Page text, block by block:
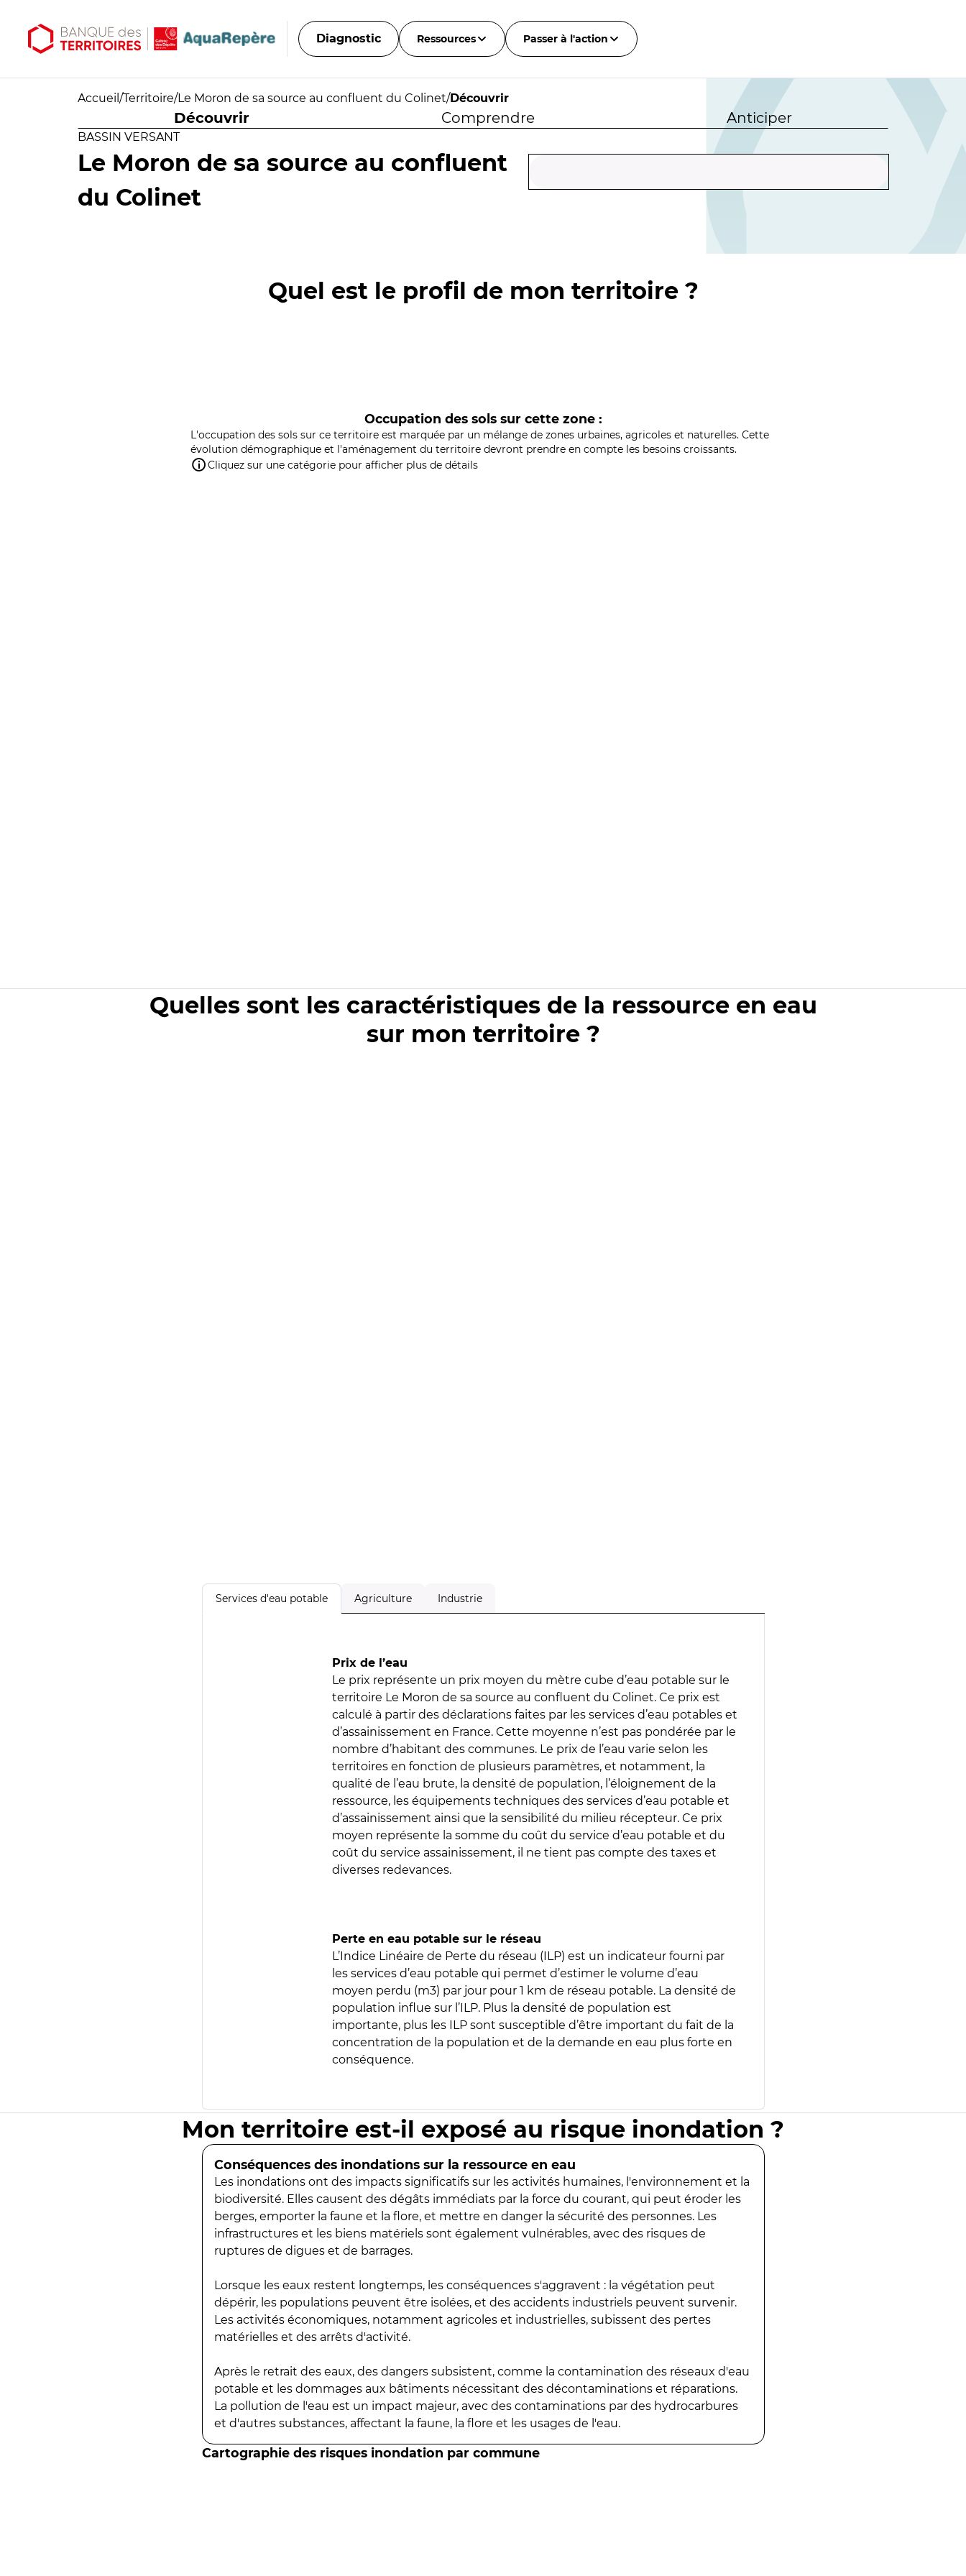
Diagnostic Ressources Passer à l'action
Accueil /Territoire/Le Moron de sa source au confluent du Colinet/Découvrir
Découvrir Comprendre Anticiper
BASSIN VERSANT
Le Moron de sa source au confluent
du Colinet
Quel est le profil de mon territoire ?
Occupation des sols sur cette zone :
L'occupation des sols sur ce territoire est marquée par un mélange de zones urbaines, agricoles et naturelles. Cette
évolution démographique et l'aménagement du territoire devront prendre en compte les besoins croissants.
Cliquez sur une catégorie pour afficher plus de détails
Quelles sont les caractéristiques de la ressource en eau
sur mon territoire ?
Services d'eau potable Agriculture Industrie
Prix de l’eau
Le prix représente un prix moyen du mètre cube d’eau potable sur le
territoire Le Moron de sa source au confluent du Colinet. Ce prix est
calculé à partir des déclarations faites par les services d’eau potables et
d’assainissement en France. Cette moyenne n’est pas pondérée par le
nombre d’habitant des communes. Le prix de l’eau varie selon les
territoires en fonction de plusieurs paramètres, et notamment, la
qualité de l’eau brute, la densité de population, l’éloignement de la
ressource, les équipements techniques des services d’eau potable et
d’assainissement ainsi que la sensibilité du milieu récepteur. Ce prix
moyen représente la somme du coût du service d’eau potable et du
coût du service assainissement, il ne tient pas compte des taxes et
diverses redevances.
Perte en eau potable sur le réseau
L’Indice Linéaire de Perte du réseau (ILP) est un indicateur fourni par
les services d’eau potable qui permet d’estimer le volume d’eau
moyen perdu (m3) par jour pour 1 km de réseau potable. La densité de
population influe sur l’ILP. Plus la densité de population est
importante, plus les ILP sont susceptible d’être important du fait de la
concentration de la population et de la demande en eau plus forte en
conséquence.
Mon territoire est-il exposé au risque inondation ?
Conséquences des inondations sur la ressource en eau
Les inondations ont des impacts significatifs sur les activités humaines, l'environnement et la
biodiversité. Elles causent des dégâts immédiats par la force du courant, qui peut éroder les
berges, emporter la faune et la flore, et mettre en danger la sécurité des personnes. Les
infrastructures et les biens matériels sont également vulnérables, avec des risques de
ruptures de digues et de barrages.
Lorsque les eaux restent longtemps, les conséquences s'aggravent : la végétation peut
dépérir, les populations peuvent être isolées, et des accidents industriels peuvent survenir.
Les activités économiques, notamment agricoles et industrielles, subissent des pertes
matérielles et des arrêts d'activité.
Après le retrait des eaux, des dangers subsistent, comme la contamination des réseaux d'eau
potable et les dommages aux bâtiments nécessitant des décontaminations et réparations.
La pollution de l'eau est un impact majeur, avec des contaminations par des hydrocarbures
et d'autres substances, affectant la faune, la flore et les usages de l'eau.
Cartographie des risques inondation par commune